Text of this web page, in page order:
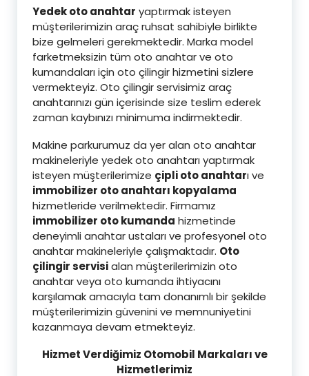
Yedek oto anahtar yaptırmak isteyen
müşterilerimizin araç ruhsat sahibiyle birlikte
bize gelmeleri gerekmektedir. Marka model
farketmeksizin tüm oto anahtar ve oto
kumandaları için oto çilingir hizmetini sizlere
vermekteyiz. Oto çilingir servisimiz araç
anahtarınızı gün içerisinde size teslim ederek
zaman kaybınızı minimuma indirmektedir.
Makine parkurumuz da yer alan oto anahtar
makineleriyle yedek oto anahtarı yaptırmak
isteyen müşterilerimize çipli oto anahtarı ve
immobilizer oto anahtarı kopyalama
hizmetleride verilmektedir. Firmamız
immobilizer oto kumanda hizmetinde
deneyimli anahtar ustaları ve profesyonel oto
anahtar makineleriyle çalışmaktadır. Oto
çilingir servisialan müşterilerimizin oto
anahtar veya oto kumanda ihtiyacını
karşılamak amacıyla tam donanımlı bir şekilde
müşterilerimizin güvenini ve memnuniyetini
kazanmaya devam etmekteyiz.
Hizmet Verdiğimiz Otomobil Markaları ve
Hizmetlerimiz